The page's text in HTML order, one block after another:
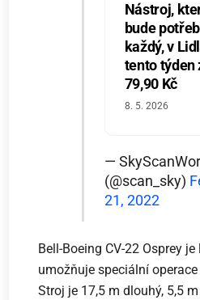
Nástroj,
bude
každý, v
tento týden
79,90 Kč
8. 5. 2026
—
(@scan_sky)
21, 2022
Bell-Boeing CV-22 Osprey
umožňuje speciální
Stroj je 17,5 m dlouhý, 5,5